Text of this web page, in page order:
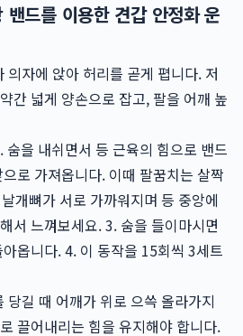
드를 이용한 견갑 안정화 운
의자에 앉아 허리를 곧게 폅니다. 저
간 넓게 양손으로 잡고, 팔을 어깨 높
숨을 내쉬면서 등 근육의 힘으로 밴드
로 가져옵니다. 이때 팔꿈치는 살짝
개뼈가 서로 가까워지며 등 중앙에
서 느껴보세요. 3. 숨을 들이마시면
옵니다. 4. 이 동작을 15회씩 3세트
당길 때 어깨가 위로 으쓱 올라가지
끌어내리는 힘을 유지해야 합니다.